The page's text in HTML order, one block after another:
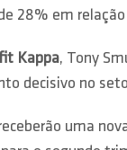
28% em
Kappa, Tony
decisivo no
uma